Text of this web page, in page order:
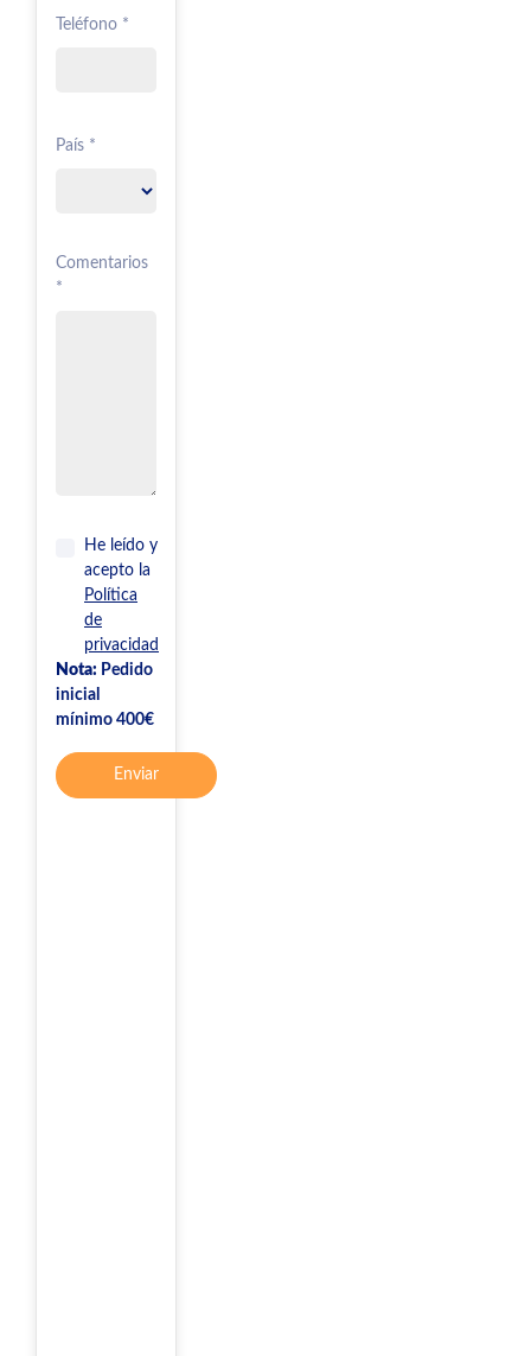
Teléfono *
País *
Comentarios
*
He leído y
acepto la
Política
de
privacidad
Nota: Pedido
inicial
mínimo 400€
Enviar